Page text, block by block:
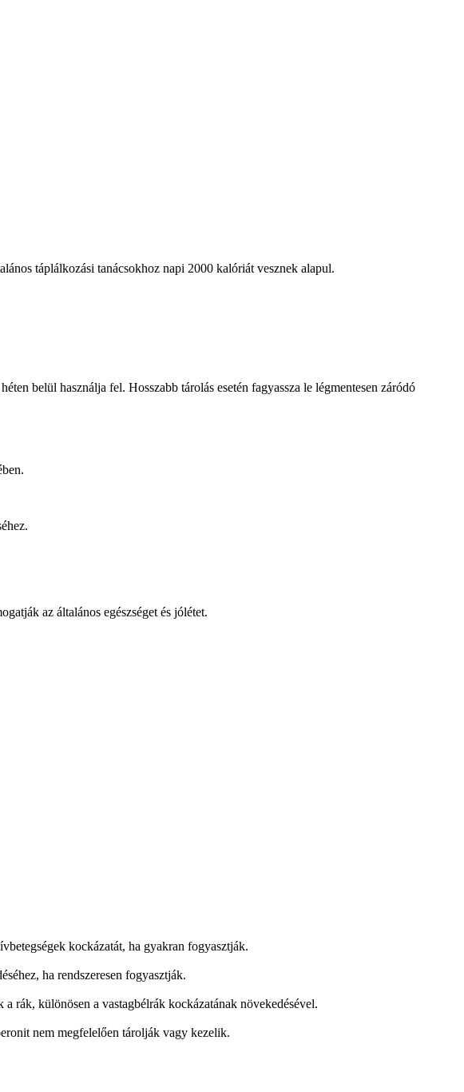
táplálkozási tanácsokhoz napi 2000 kalóriát vesznek alapul.
belül használja fel. Hosszabb tárolás esetén fagyassza le légmentesen záródó
az általános egészséget és jólétet.
kockázatát, ha gyakran fogyasztják.
ha rendszeresen fogyasztják.
rák, különösen a vastagbélrák kockázatának növekedésével.
nem megfelelően tárolják vagy kezelik.